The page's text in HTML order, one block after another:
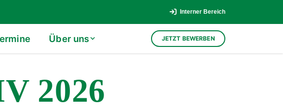
Interner Bereich
Über uns JETZT BEWERBEN
2026